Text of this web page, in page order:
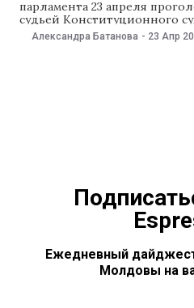
парламента 23 апреля
судьей Конституционного
Это произошло, после того
составом проголосовали за
Александра Батанова - 23 Апр
Ежедневный
Молдовы на